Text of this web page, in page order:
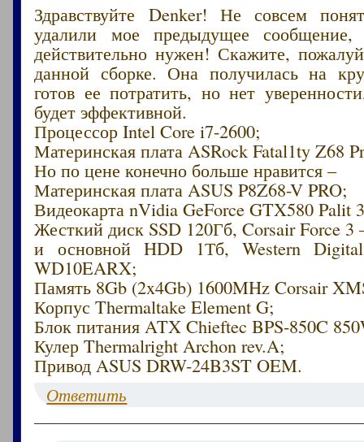
Здравствуйте Denker! Не совсем
удалили мое предыдущее
действительно нужен! Скажите,
данной сборке. Она получилась на
готов ее потратить, но нет
будет эффективной.
Процессор Intel Core i7-2600;
Материнская плата ASRock Fatal1ty Z68
Но по цене конечно больше нравится –
Материнская плата ASUS P8Z68-V PRO;
Видеокарта nVidia GeForce GTX580 Palit
Жесткий диск SSD 120Гб, Corsair Force 3
и основной HDD 1Тб, Western
WD10EARX;
Память 8Gb (2x4Gb) 1600MHz Corsair
Корпус Thermaltake Element G;
Блок питания ATX Chieftec BPS-850C
Кулер Thermalright Archon rev.A;
Привод ASUS DRW-24B3ST OEM.
Ответить